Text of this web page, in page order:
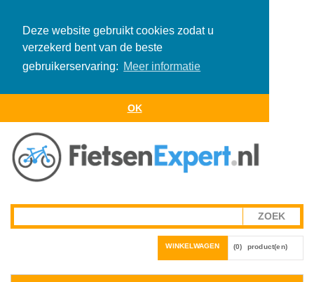
Deze website gebruikt cookies zodat u
verzekerd bent van de beste
gebruikerservaring: Meer informatie
OK
WINKELWAGEN (0) product(en)